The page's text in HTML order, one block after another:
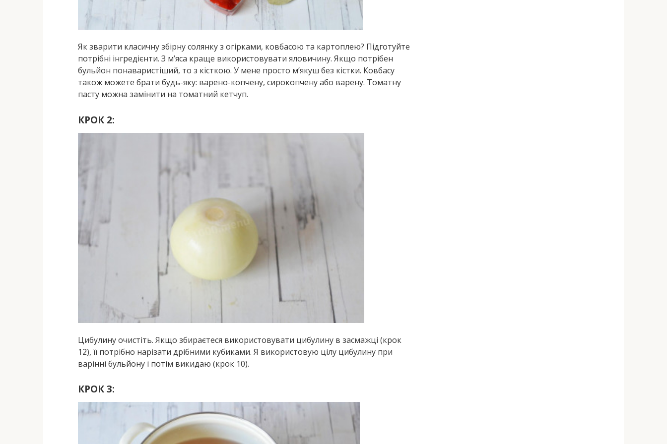
Як зварити класичну збірну солянку з огірками, ковбасою та картоплею? Підготуйте
потрібні інгредієнти. З м’яса краще використовувати яловичину. Якщо потрібен
бульйон понаваристіший, то з кісткою. У мене просто м’якуш без кістки. Ковбасу
також можете брати будь-яку: варено-копчену, сирокопчену або варену. Томатну
пасту можна замінити на томатний кетчуп.
КРОК 2:
Цибулину очистіть. Якщо збираєтеся використовувати цибулину в засмажці (крок
12), її потрібно нарізати дрібними кубиками. Я використовую цілу цибулину при
варінні бульйону і потім викидаю (крок 10).
КРОК 3: